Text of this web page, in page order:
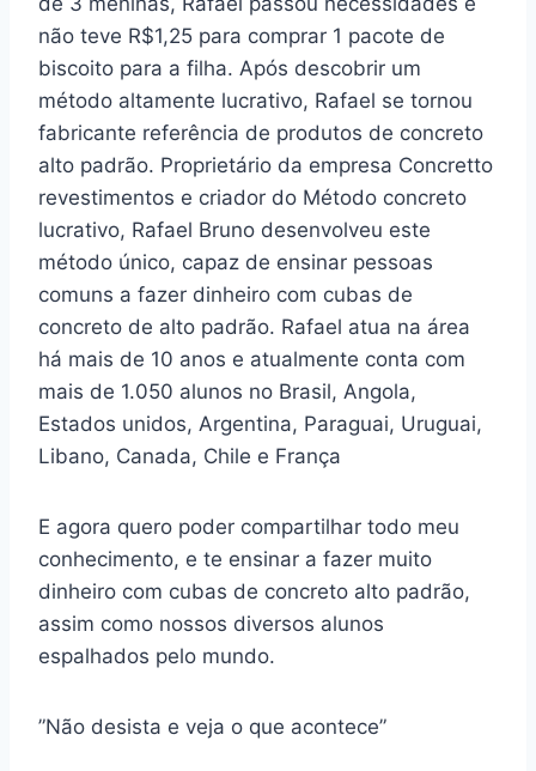
não teve R$1,25 para comprar 1 pacote de
biscoito para a filha. Após descobrir um
método altamente lucrativo, Rafael se tornou
fabricante referência de produtos de concreto
alto padrão. Proprietário da empresa Concretto
revestimentos e criador do Método concreto
lucrativo, Rafael Bruno desenvolveu este
método único, capaz de ensinar pessoas
comuns a fazer dinheiro com cubas de
concreto de alto padrão. Rafael atua na área
há mais de 10 anos e atualmente conta com
mais de 1.050 alunos no Brasil, Angola,
Estados unidos, Argentina, Paraguai, Uruguai,
Libano, Canada, Chile e França
E agora quero poder compartilhar todo meu
conhecimento, e te ensinar a fazer muito
dinheiro com cubas de concreto alto padrão,
assim como nossos diversos alunos
espalhados pelo mundo.
”Não desista e veja o que acontece”